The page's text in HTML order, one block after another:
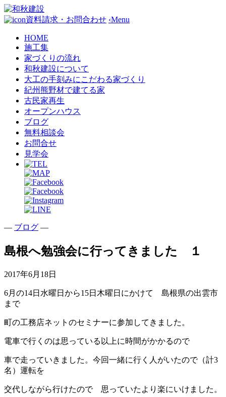
資料請求・お問合わせ ‹Menu
HOME
施工集
家づくりの流れ
和秋建設について
大工の手刻みにこだわる家づくり
紀州熊野材で建てる家
古民家再生
オープンハウス
ブログ
無料相談会
お問合せ
見学会
— ブログ —
島根へ勉強会に行ってきました １
2017年6月18日
6月の14日水曜日から15日木曜日にかけて 島根県の出雲市
まで
町の工務店ネットのセミナーに参加してきました。
電車で行くのは思っている以上に時間がかかるので
車で走っていきました。今回一緒に行く人がいたので（計3
名）運転を
交代しながら行けたので 思っていたより楽にいけました。